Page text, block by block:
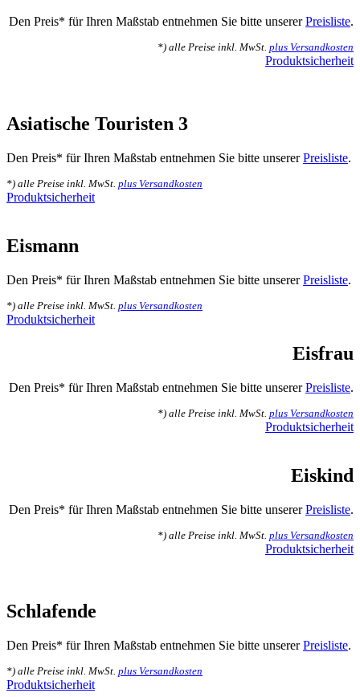
Den Preis* für Ihren Maßstab entnehmen Sie bitte unsererPreisliste.
*) alle Preise inkl. MwSt. plus Versandkosten
Produktsicherheit
Asiatische Touristen 3
Den Preis* für Ihren Maßstab entnehmen Sie bitte unsererPreisliste.
*) alle Preise inkl. MwSt. plus Versandkosten
Produktsicherheit
Eismann
Den Preis* für Ihren Maßstab entnehmen Sie bitte unsererPreisliste.
*) alle Preise inkl. MwSt. plus Versandkosten
Produktsicherheit
Eisfrau
Den Preis* für Ihren Maßstab entnehmen Sie bitte unsererPreisliste.
*) alle Preise inkl. MwSt. plus Versandkosten
Produktsicherheit
Eiskind
Den Preis* für Ihren Maßstab entnehmen Sie bitte unsererPreisliste.
*) alle Preise inkl. MwSt. plus Versandkosten
Produktsicherheit
Schlafende
Den Preis* für Ihren Maßstab entnehmen Sie bitte unsererPreisliste.
*) alle Preise inkl. MwSt. plus Versandkosten
Produktsicherheit